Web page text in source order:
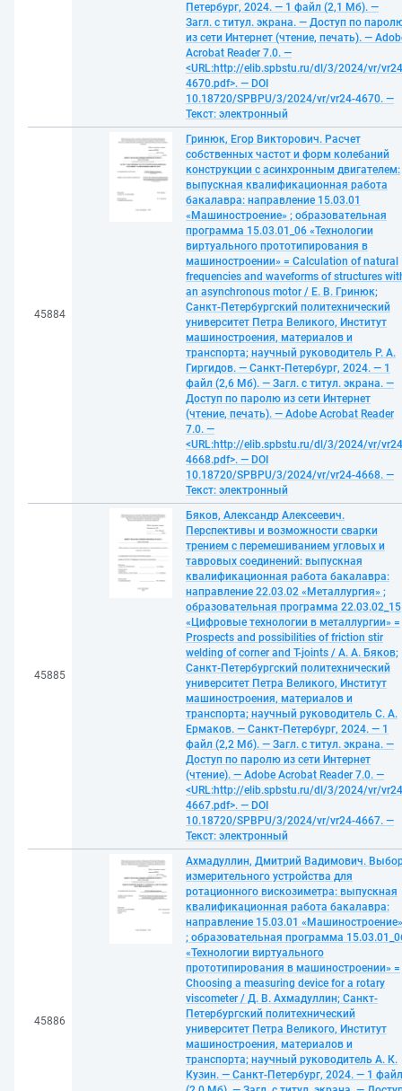
Петербург, 2024. — 1 файл (2,1 Мб). —
Загл. с титул. экрана. — Доступ по
из сети Интернет (чтение, печать). —
Acrobat Reader 7.0. —
<URL:http://elib.spbstu.ru/dl/3/2024/vr/
4670.pdf>. — DOI
10.18720/SPBPU/3/2024/vr/vr24-4670. —
Текст: электронный
45884
Гринюк, Егор Викторович. Расчет
собственных частот и форм колебаний
конструкции с асинхронным двигателем:
выпускная квалификационная работа
бакалавра: направление 15.03.01
«Машиностроение» ; образовательная
программа 15.03.01_06 «Технологии
виртуального прототипирования в
машиностроении» = Сalculation of natural
frequencies and waveforms of structures
an asynchronous motor / Е. В. Гринюк;
Санкт-Петербургский политехнический
университет Петра Великого, Институт
машиностроения, материалов и
транспорта; научный руководитель Р. А.
Гиргидов. — Санкт-Петербург, 2024. — 1
файл (2,6 Мб). — Загл. с титул. экрана. —
Доступ по паролю из сети Интернет
(чтение, печать). — Adobe Acrobat Reader
7.0. —
<URL:http://elib.spbstu.ru/dl/3/2024/vr/
4668.pdf>. — DOI
10.18720/SPBPU/3/2024/vr/vr24-4668. —
Текст: электронный
45885
Бяков, Александр Алексеевич.
Перспективы и возможности сварки
трением с перемешиванием угловых и
тавровых соединений: выпускная
квалификационная работа бакалавра:
направление 22.03.02 «Металлургия» ;
образовательная программа 22.03.02_15
«Цифровые технологии в металлургии» =
Prospects and possibilities of friction stir
welding of corner and T-joints / А. А. Бяков;
Санкт-Петербургский политехнический
университет Петра Великого, Институт
машиностроения, материалов и
транспорта; научный руководитель С. А.
Ермаков. — Санкт-Петербург, 2024. — 1
файл (2,2 Мб). — Загл. с титул. экрана. —
Доступ по паролю из сети Интернет
(чтение). — Adobe Acrobat Reader 7.0. —
<URL:http://elib.spbstu.ru/dl/3/2024/vr/
4667.pdf>. — DOI
10.18720/SPBPU/3/2024/vr/vr24-4667. —
Текст: электронный
45886
Ахмадуллин, Дмитрий Вадимович.
измерительного устройства для
ротационного вискозиметра: выпускная
квалификационная работа бакалавра:
направление 15.03.01 «Машиностроение»
; образовательная программа
«Технологии виртуального
прототипирования в машиностроении» =
Choosing a measuring device for a rotary
viscometer / Д. В. Ахмадуллин; Санкт-
Петербургский политехнический
университет Петра Великого, Институт
машиностроения, материалов и
транспорта; научный руководитель А. К.
Кузин. — Санкт-Петербург, 2024. — 1 файл